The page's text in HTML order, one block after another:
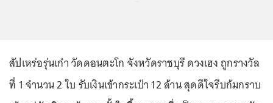
สัปเหร่อรุ่นเก๋า วัดดอนตะโก จังหวัดราชบุรี ดวงเฮง ถูกรางวัล
ที่ 1 จำนวน 2 ใบ รับเงินเข้ากระเป๋า 12 ล้าน สุดดีใจรีบก้มกราบ